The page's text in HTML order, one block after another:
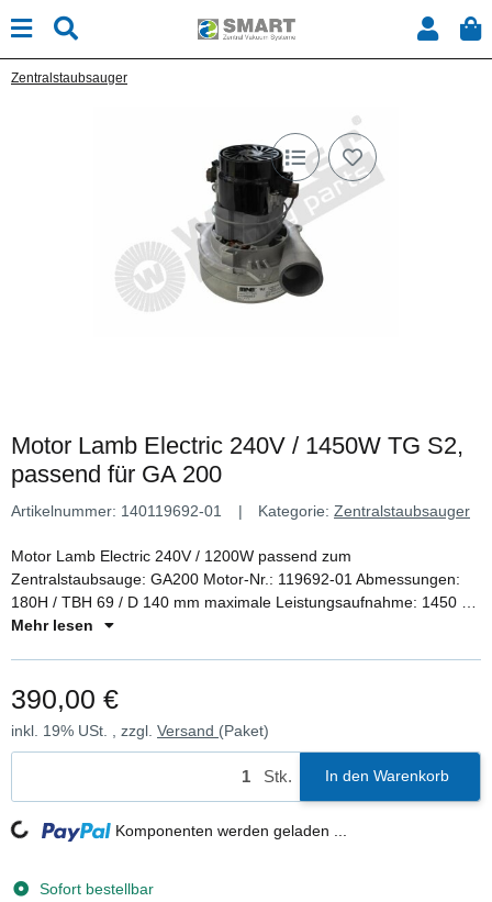
Zentralstaubsauger
Motor Lamb Electric 240V / 1450W TG S2,
passend für GA 200
Artikelnummer: 140119692-01 Kategorie: Zentralstaubsauger
Motor Lamb Electric 240V / 1200W passend zum
Zentralstaubsauge: GA200 Motor-Nr.: 119692-01 Abmessungen:
180H / TBH 69 / D 140 mm maximale Leistungsaufnahme: 1450 W
Anzahl Turbinenstufen: 2 Stk. Gesamthöhe: 180 mm Turbinenhöhe:
Mehr lesen
390,00 €
inkl. 19% USt. , zzgl. Versand (Paket)
Stk. In den Warenkorb
Loading... Komponenten werden geladen ...
Sofort bestellbar